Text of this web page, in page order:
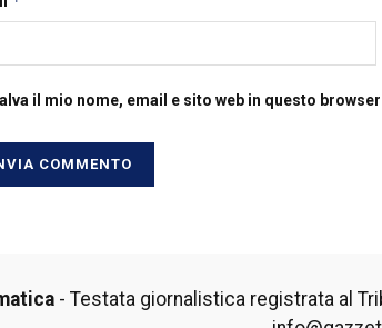
il mio nome, email e sito web in questo
- Testata giornalistica registrata al